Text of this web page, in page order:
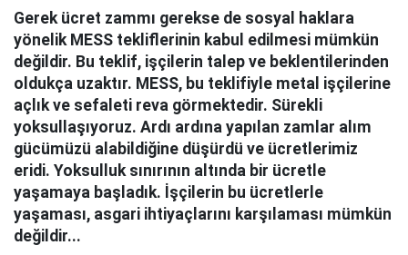
Gerek ücret zammı gerekse de sosyal haklara
yönelik MESS tekliflerinin kabul edilmesi mümkün
değildir. Bu teklif, işçilerin talep ve beklentilerinden
oldukça uzaktır. MESS, bu teklifiyle metal işçilerine
açlık ve sefaleti reva görmektedir. Sürekli
yoksullaşıyoruz. Ardı ardına yapılan zamlar alım
gücümüzü alabildiğine düşürdü ve ücretlerimiz
eridi. Yoksulluk sınırının altında bir ücretle
yaşamaya başladık. İşçilerin bu ücretlerle
yaşaması, asgari ihtiyaçlarını karşılaması mümkün
değildir...